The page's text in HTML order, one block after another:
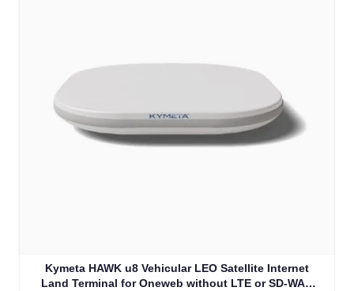
Kymeta HAWK u8 Vehicular LEO Satellite Internet
Land Terminal for Oneweb without LTE or SD-WAN